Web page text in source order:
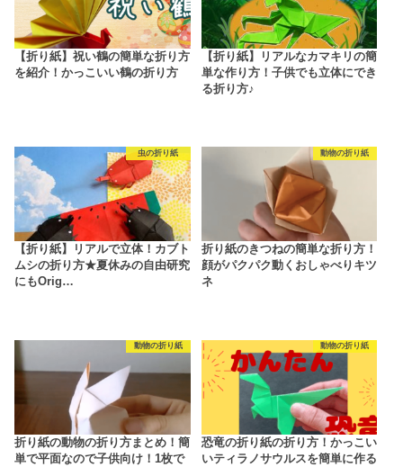
【折り紙】祝い鶴の簡単な折り方
を紹介！かっこいい鶴の折り方
【折り紙】リアルなカマキリの簡
単な作り方！子供でも立体にでき
る折り方♪
虫の折り紙
【折り紙】リアルで立体！カブト
ムシの折り方★夏休みの自由研究
にもOrig…
動物の折り紙
折り紙のきつねの簡単な折り方！
顔がパクパク動くおしゃべりキツ
ネ
動物の折り紙
折り紙の動物の折り方まとめ！簡
単で平面なので子供向け！1枚で
動物の折り紙
恐竜の折り紙の折り方！かっこい
いティラノサウルスを簡単に作る